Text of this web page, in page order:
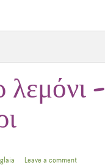
λεμόνι –
Leave a comment